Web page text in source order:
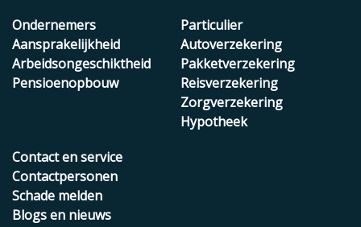
Ondernemers
Aansprakelijkheid
Arbeidsongeschiktheid
Pensioenopbouw
Particulier
Autoverzekering
Pakketverzekering
Reisverzekering
Zorgverzekering
Hypotheek
Contact en service
Contactpersonen
Schade melden
Blogs en nieuws